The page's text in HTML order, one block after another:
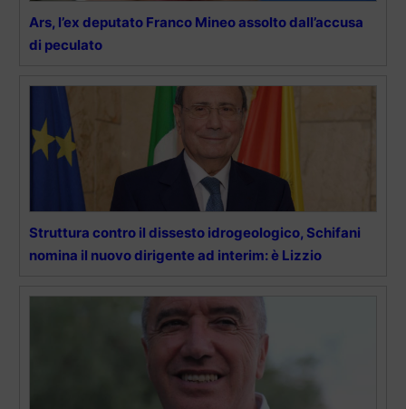
Ars, l’ex deputato Franco Mineo assolto dall’accusa
di peculato
Struttura contro il dissesto idrogeologico, Schifani
nomina il nuovo dirigente ad interim: è Lizzio